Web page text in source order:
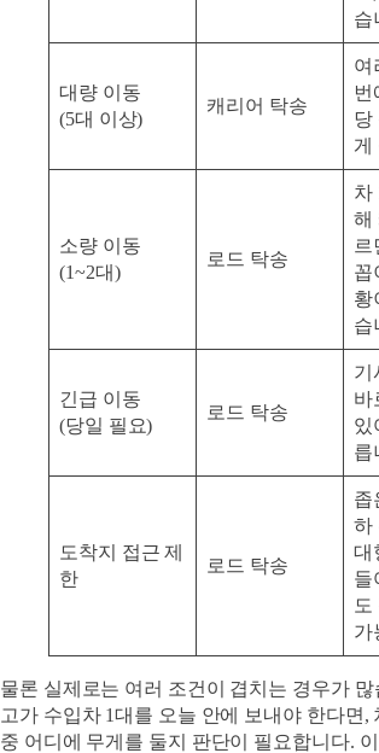
습
대량 이동
(5대 이상)
캐리어 탁송
여
번
당
게
소량 이동
(1~2대)
로드 탁송
차
해
르
꼽
황
습
긴급 이동
(당일 필요)
로드 탁송
기
바
있
릅
도착지 접근 제
한
로드 탁송
좁
하
대
들
도
가
물론 실제로는 여러 조건이 겹치는 경우가 많
고가 수입차 1대를 오늘 안에 보내야 한다면,
중 어디에 무게를 둘지 판단이 필요합니다.